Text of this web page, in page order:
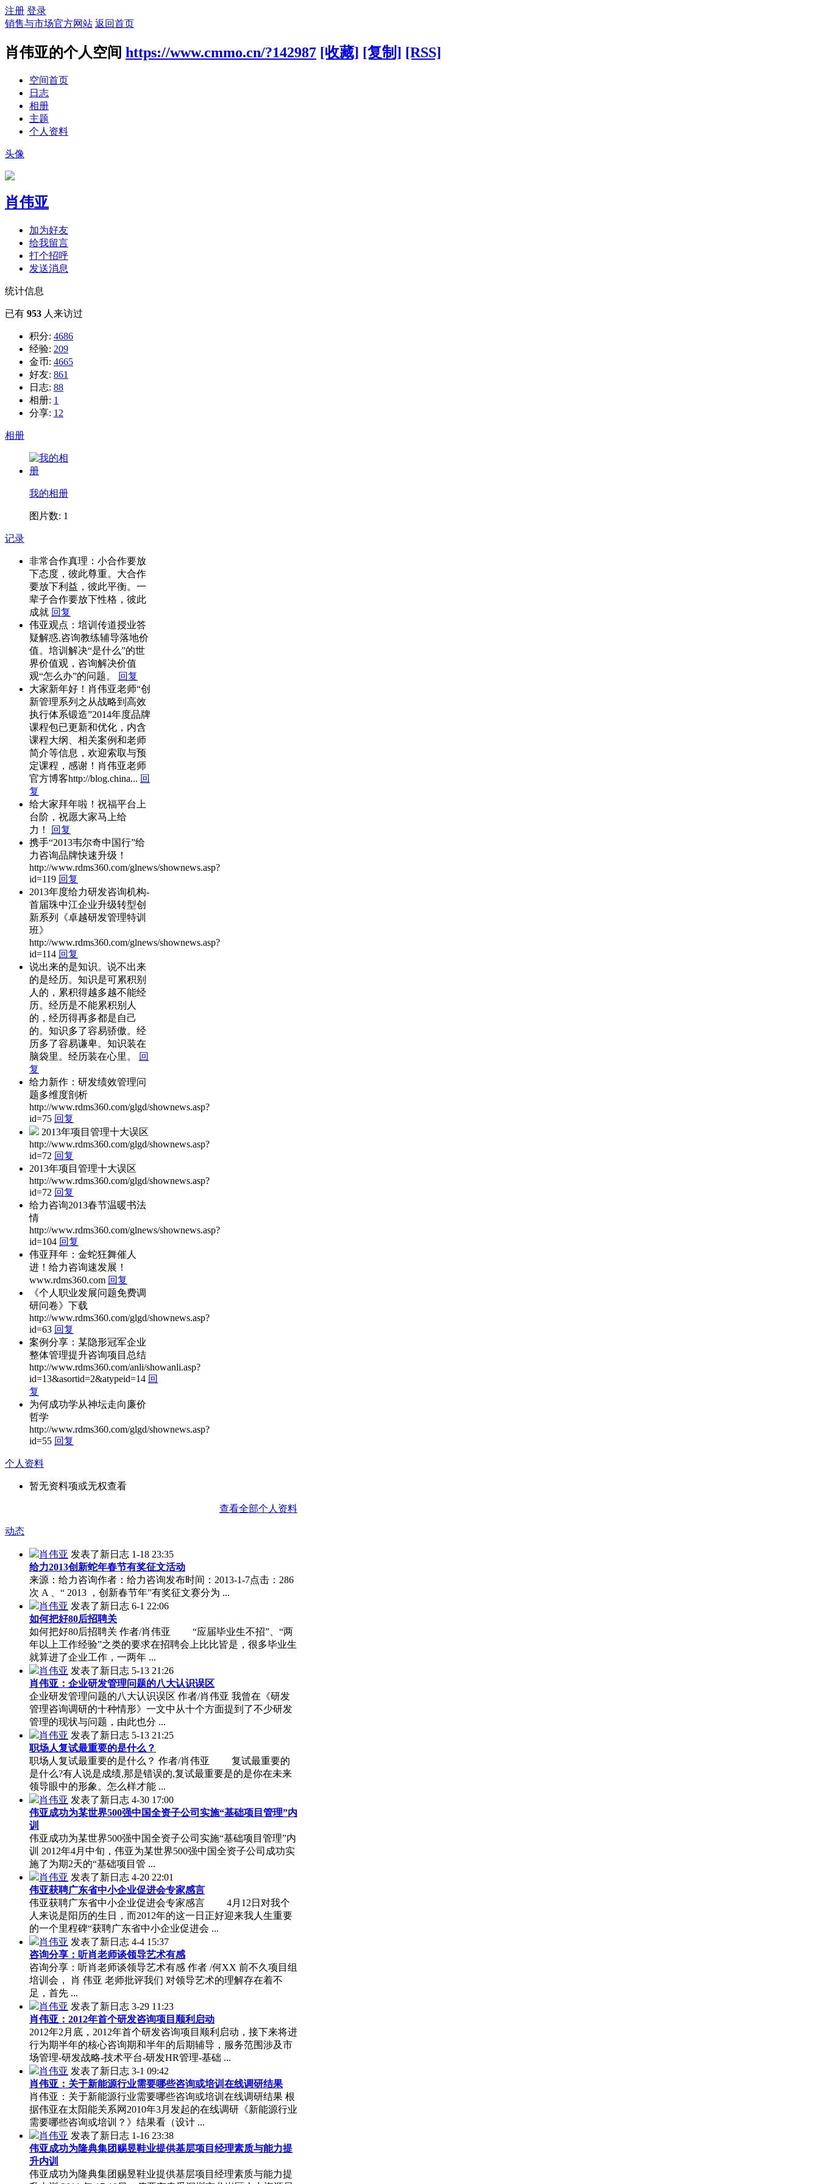
注册 登录
销售与市场官方网站 返回首页
肖伟亚的个人空间 https://www.cmmo.cn/?142987 [收藏] [复制] [RSS]
空间首页
日志
相册
主题
个人资料
头像
肖伟亚
加为好友
给我留言
打个招呼
发送消息
统计信息
已有 953 人来访过
积分: 4686
经验: 209
金币: 4665
好友: 861
日志: 88
相册: 1
分享: 12
相册
我的相册
图片数: 1
记录
非常合作真理：小合作要放
下态度，彼此尊重。大合作
要放下利益，彼此平衡。一
辈子合作要放下性格，彼此
成就 回复
伟亚观点：培训传道授业答
疑解惑,咨询教练辅导落地价
值。培训解决“是什么”的世
界价值观，咨询解决价值
观“怎么办”的问题。
回复
大家新年好！肖伟亚老师“创
新管理系列之从战略到高效
执行体系锻造”2014年度品牌
课程包已更新和优化，内含
课程大纲、相关案例和老师
简介等信息，欢迎索取与预
定课程，感谢！肖伟亚老师
官方博客http://blog.china... 回
复
给大家拜年啦！祝福平台上
台阶，祝愿大家马上给
力！
回复
携手“2013韦尔奇中国行”给
力咨询品牌快速升级！
http://www.rdms360.com/glnews/shownews.asp?
id=119 回复
2013年度给力研发咨询机构-
首届珠中江企业升级转型创
新系列《卓越研发管理特训
班》
http://www.rdms360.com/glnews/shownews.asp?
id=114 回复
说出来的是知识。说不出来
的是经历。知识是可累积别
人的，累积得越多越不能经
历。经历是不能累积别人
的，经历得再多都是自己
的。知识多了容易骄傲。经
历多了容易谦卑。知识装在
脑袋里。经历装在心里。
回
复
给力新作：研发绩效管理问
题多维度剖析
http://www.rdms360.com/glgd/shownews.asp?
id=75 回复
2013年项目管理十大误区
http://www.rdms360.com/glgd/shownews.asp?
id=72 回复
2013年项目管理十大误区
http://www.rdms360.com/glgd/shownews.asp?
id=72 回复
给力咨询2013春节温暖书法
情
http://www.rdms360.com/glnews/shownews.asp?
id=104 回复
伟亚拜年：金蛇狂舞催人
进！给力咨询速发展！
www.rdms360.com 回复
《个人职业发展问题免费调
研问卷》下载
http://www.rdms360.com/glgd/shownews.asp?
id=63 回复
案例分享：某隐形冠军企业
整体管理提升咨询项目总结
http://www.rdms360.com/anli/showanli.asp?
id=13&asortid=2&atypeid=14 回
复
为何成功学从神坛走向廉价
哲学
http://www.rdms360.com/glgd/shownews.asp?
id=55 回复
个人资料
暂无资料项或无权查看
查看全部个人资料
动态
肖伟亚 发表了新日志 1-18 23:35
给力2013创新蛇年春节有奖征文活动
来源：给力咨询作者：给力咨询发布时间：2013-1-7点击：286
次 A 、“ 2013 ，创新春节年”有奖征文赛分为 ...
肖伟亚 发表了新日志 6-1 22:06
如何把好80后招聘关
如何把好80后招聘关 作者/肖伟亚 “应届毕业生不招”、“两
年以上工作经验”之类的要求在招聘会上比比皆是，很多毕业生
就算进了企业工作，一两年 ...
肖伟亚 发表了新日志 5-13 21:26
肖伟亚：企业研发管理问题的八大认识误区
企业研发管理问题的八大认识误区 作者/肖伟亚 我曾在《研发
管理咨询调研的十种情形》一文中从十个方面提到了不少研发
管理的现状与问题，由此也分 ...
肖伟亚 发表了新日志 5-13 21:25
职场人复试最重要的是什么？
职场人复试最重要的是什么？ 作者/肖伟亚 复试最重要的
是什么?有人说是成绩,那是错误的,复试最重要是的是你在未来
领导眼中的形象。怎么样才能 ...
肖伟亚 发表了新日志 4-30 17:00
伟亚成功为某世界500强中国全资子公司实施“基础项目管理”内
训
伟亚成功为某世界500强中国全资子公司实施“基础项目管理”内
训 2012年4月中旬，伟亚为某世界500强中国全资子公司成功实
施了为期2天的“基础项目管 ...
肖伟亚 发表了新日志 4-20 22:01
伟亚获聘广东省中小企业促进会专家感言
伟亚获聘广东省中小企业促进会专家感言 4月12日对我个
人来说是阳历的生日，而2012年的这一日正好迎来我人生重要
的一个里程碑“获聘广东省中小企业促进会 ...
肖伟亚 发表了新日志 4-4 15:37
咨询分享：听肖老师谈领导艺术有感
咨询分享：听肖老师谈领导艺术有感 作者 /何XX 前不久项目组
培训会， 肖 伟亚 老师批评我们 对领导艺术的理解存在着不
足，首先 ...
肖伟亚 发表了新日志 3-29 11:23
肖伟亚：2012年首个研发咨询项目顺利启动
2012年2月底，2012年首个研发咨询项目顺利启动，接下来将进
行为期半年的核心咨询期和半年的后期辅导，服务范围涉及市
场管理-研发战略-技术平台-研发HR管理-基础 ...
肖伟亚 发表了新日志 3-1 09:42
肖伟亚：关于新能源行业需要哪些咨询或培训在线调研结果
肖伟亚：关于新能源行业需要哪些咨询或培训在线调研结果 根
据伟亚在太阳能关系网2010年3月发起的在线调研《新能源行业
需要哪些咨询或培训？》结果看（设计 ...
肖伟亚 发表了新日志 1-16 23:38
伟亚成功为隆典集团赐昱鞋业提供基层项目经理素质与能力提
升内训
伟亚成功为隆典集团赐昱鞋业提供基层项目经理素质与能力提